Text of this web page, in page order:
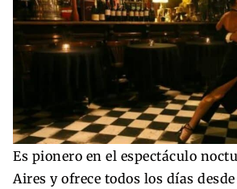
Es pionero en el espectáculo
Aires y ofrece todos los días